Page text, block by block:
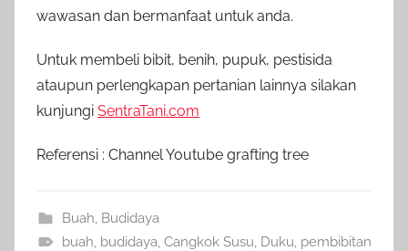
wawasan dan bermanfaat untuk anda.
Untuk membeli bibit, benih, pupuk, pestisida
ataupun perlengkapan pertanian lainnya silakan
kunjungi SentraTani.com
Referensi : Channel Youtube grafting tree
Buah Budidaya
buah budidaya Cangkok Susu Duku pembibitan